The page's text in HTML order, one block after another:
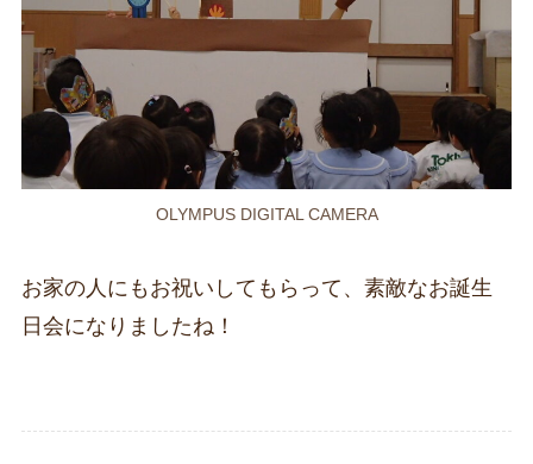
OLYMPUS DIGITAL CAMERA
お家の人にもお祝いしてもらって、素敵なお誕生
日会になりましたね！